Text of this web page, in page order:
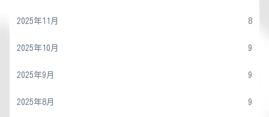
2025年11月 8
2025年10月 9
2025年9月 9
2025年8月 9